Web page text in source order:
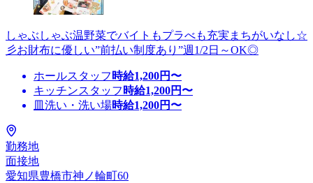
しゃぶしゃぶ温野菜でバイトもプラべも充実まちがいなし☆
彡お財布に優しい”前払い制度あり”週1/2日～OK◎
ホールスタッフ 時給1,200円〜
キッチンスタッフ 時給1,200円〜
皿洗い・洗い場時給1,200円〜
勤務地
面接地
愛知県豊橋市神ノ輪町60